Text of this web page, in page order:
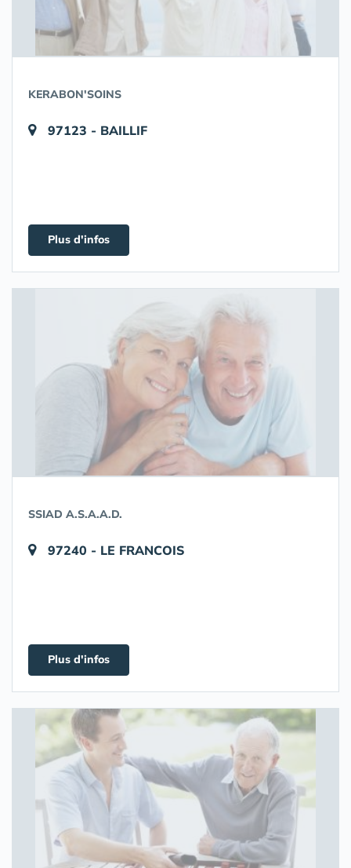
KERABON'SOINS
97123 - BAILLIF
Plus d'infos
SSIAD A.S.A.A.D.
97240 - LE FRANCOIS
Plus d'infos